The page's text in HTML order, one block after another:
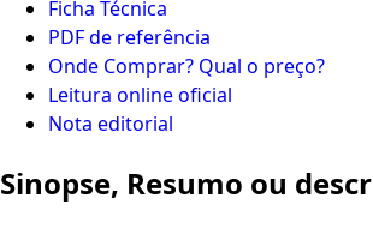
Ficha Técnica
PDF de referência
Onde Comprar? Qual o preço?
Leitura online oficial
Nota editorial
Sinopse, Resumo ou